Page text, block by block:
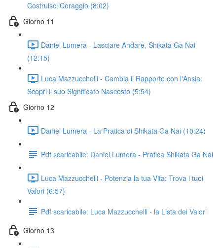
Costruisci Coraggio (8:02)
Giorno 11
Daniel Lumera - Lasciare Andare, Shikata Ga Nai
(12:15)
Luca Mazzucchelli - Cambia il Rapporto con l'Ansia:
Scopri il suo Significato Nascosto (5:54)
Giorno 12
Daniel Lumera - La Pratica di Shikata Ga Nai (10:24)
Pdf scaricabile: Daniel Lumera - Pratica Shikata Ga Nai
Luca Mazzucchelli - Potenzia la tua Vita: Trova i tuoi
Valori (6:57)
Pdf scaricabile: Luca Mazzucchelli - la Lista dei Valori
Giorno 13